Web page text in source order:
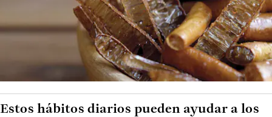
Estos hábitos diarios pueden ayudar a los